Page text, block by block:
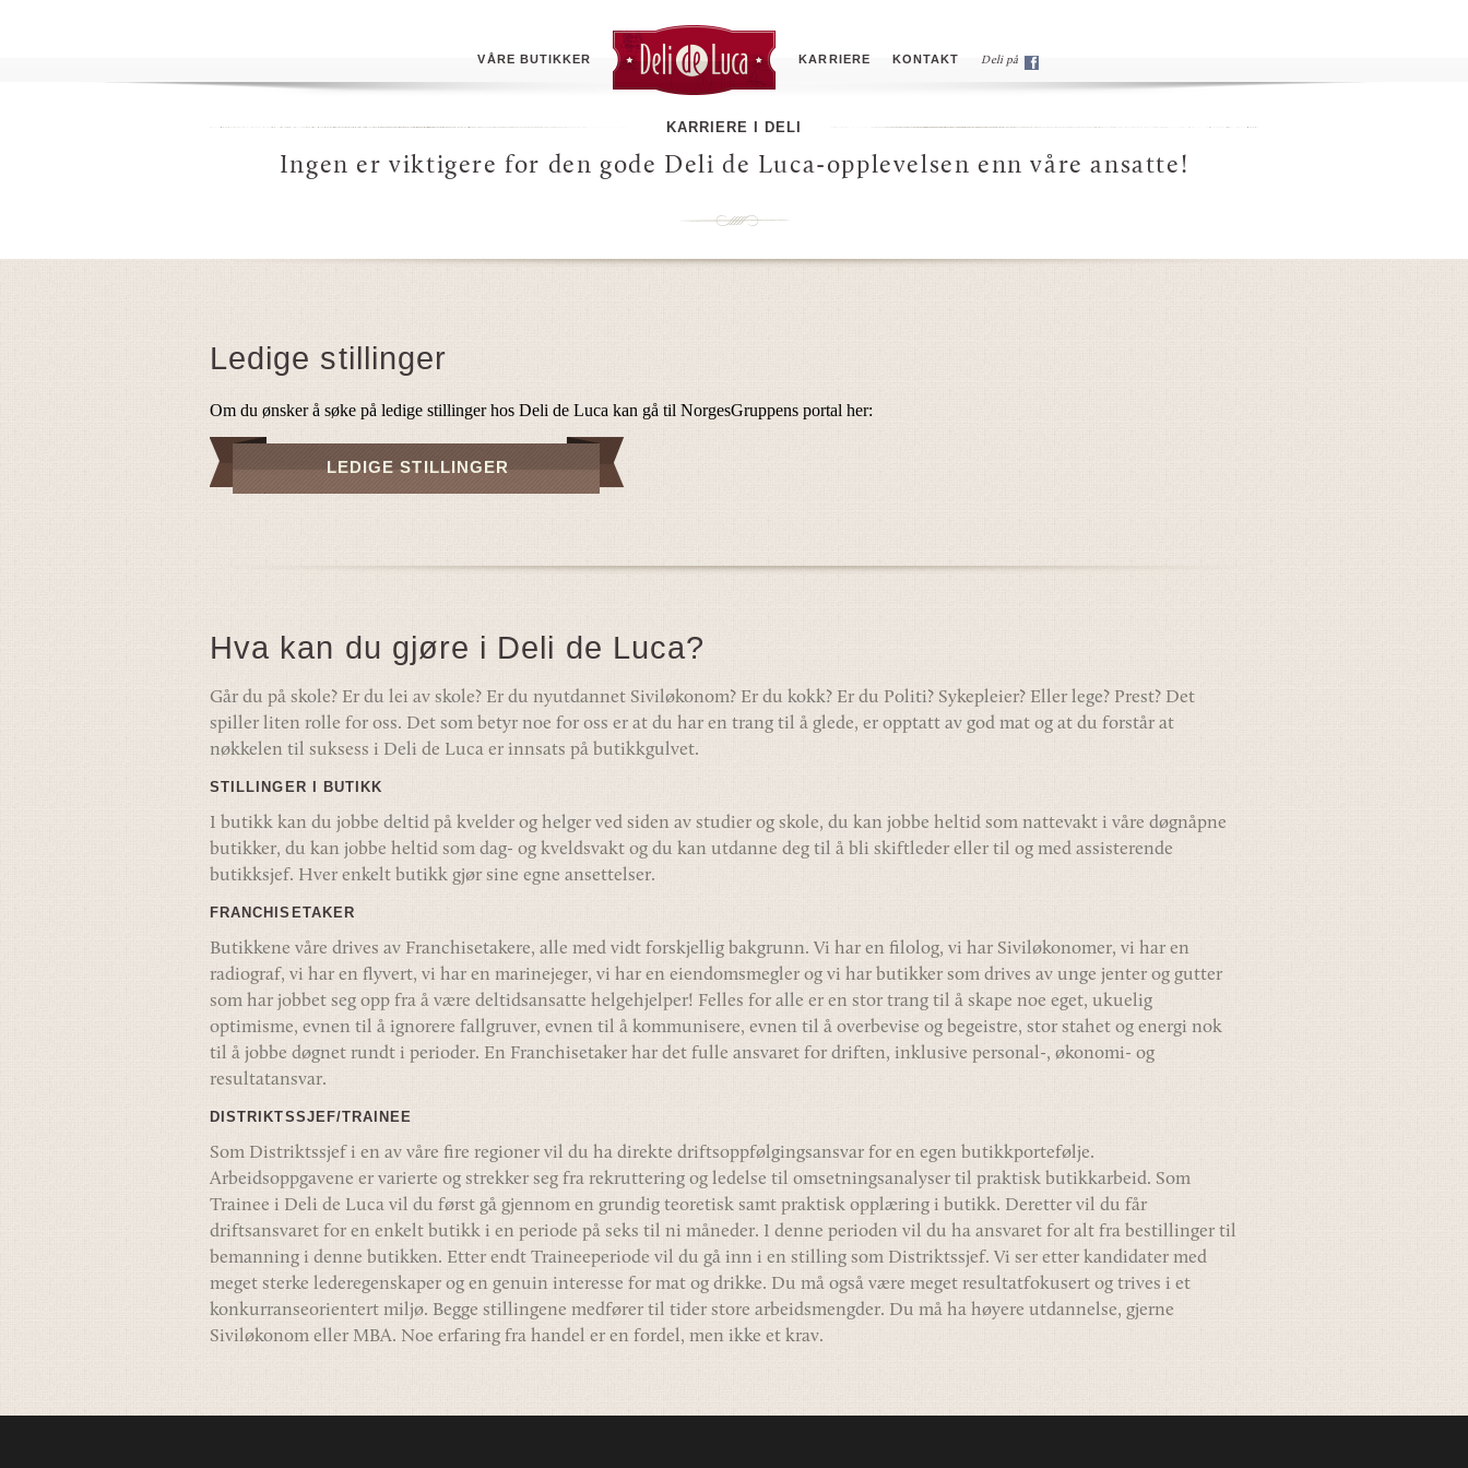
VÅRE BUTIKKER KARRIERE KONTAKT Deli på
KARRIERE I DELI
Ingen er viktigere for den gode Deli de Luca-opplevelsen enn våre ansatte!
Ledige stillinger
Om du ønsker å søke på ledige stillinger hos Deli de Luca kan gå til NorgesGruppens portal her:
LEDIGE STILLINGER
Hva kan du gjøre i Deli de Luca?
Går du på skole? Er du lei av skole? Er du nyutdannet Siviløkonom? Er du kokk? Er du Politi? Sykepleier? Eller lege? Prest? Det
spiller liten rolle for oss. Det som betyr noe for oss er at du har en trang til å glede, er opptatt av god mat og at du forstår at
nøkkelen til suksess i Deli de Luca er innsats på butikkgulvet.
STILLINGER I BUTIKK
I butikk kan du jobbe deltid på kvelder og helger ved siden av studier og skole, du kan jobbe heltid som nattevakt i våre døgnåpne
butikker, du kan jobbe heltid som dag- og kveldsvakt og du kan utdanne deg til å bli skiftleder eller til og med assisterende
butikksjef. Hver enkelt butikk gjør sine egne ansettelser.
FRANCHISETAKER
Butikkene våre drives av Franchisetakere, alle med vidt forskjellig bakgrunn. Vi har en filolog, vi har Siviløkonomer, vi har en
radiograf, vi har en flyvert, vi har en marinejeger, vi har en eiendomsmegler og vi har butikker som drives av unge jenter og gutter
som har jobbet seg opp fra å være deltidsansatte helgehjelper! Felles for alle er en stor trang til å skape noe eget, ukuelig
optimisme, evnen til å ignorere fallgruver, evnen til å kommunisere, evnen til å overbevise og begeistre, stor stahet og energi nok
til å jobbe døgnet rundt i perioder. En Franchisetaker har det fulle ansvaret for driften, inklusive personal-, økonomi- og
resultatansvar.
DISTRIKTSSJEF/TRAINEE
Som Distriktssjef i en av våre fire regioner vil du ha direkte driftsoppfølgingsansvar for en egen butikkportefølje.
Arbeidsoppgavene er varierte og strekker seg fra rekruttering og ledelse til omsetningsanalyser til praktisk butikkarbeid. Som
Trainee i Deli de Luca vil du først gå gjennom en grundig teoretisk samt praktisk opplæring i butikk. Deretter vil du får
driftsansvaret for en enkelt butikk i en periode på seks til ni måneder. I denne perioden vil du ha ansvaret for alt fra bestillinger til
bemanning i denne butikken. Etter endt Traineeperiode vil du gå inn i en stilling som Distriktssjef. Vi ser etter kandidater med
meget sterke lederegenskaper og en genuin interesse for mat og drikke. Du må også være meget resultatfokusert og trives i et
konkurranseorientert miljø. Begge stillingene medfører til tider store arbeidsmengder. Du må ha høyere utdannelse, gjerne
Siviløkonom eller MBA. Noe erfaring fra handel er en fordel, men ikke et krav.